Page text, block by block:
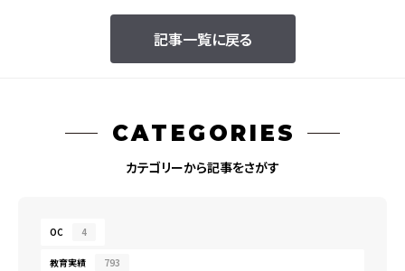
記事一覧に戻る
CATEGORIES
カテゴリーから記事をさがす
OC 4
教育実績 793